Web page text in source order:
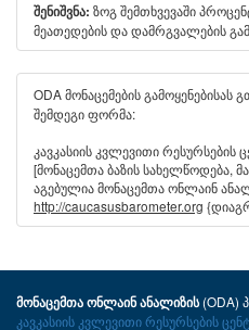
შენიშვნა: ზოგ შემთხვევაში
მეათედების და დამრგვალების
ODA მონაცემების
შემდეგი ფორმა:
კავკასიის კვლევითი რესურსების
[მონაცემთა ბაზის სახელწოდება,
აგებულია მონაცემთა ონლაინ
http://caucasusbarometer.org
მონაცემთა ონლაინ ანალიზის(ODA)
კავკასიის კვლევითი რესურსების